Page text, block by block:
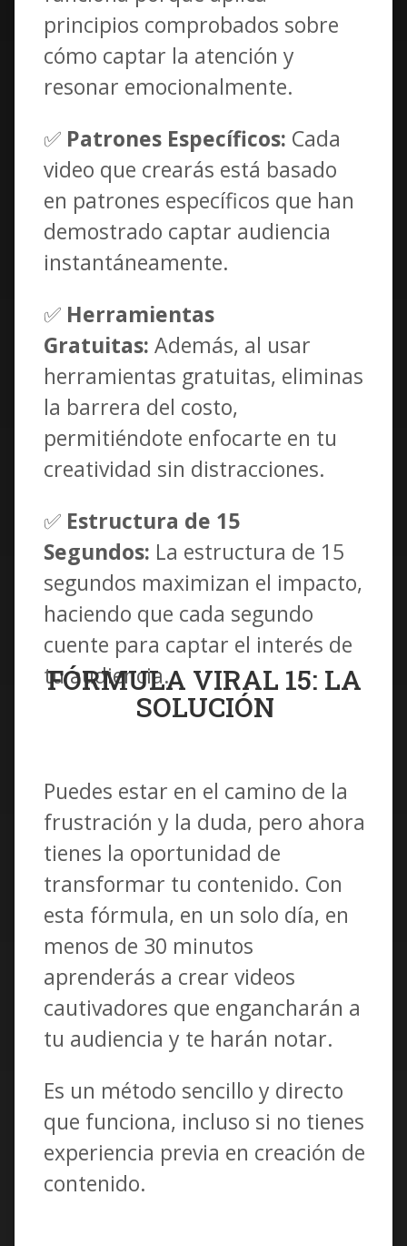
principios comprobados sobre
cómo captar la atención y
resonar emocionalmente.
✅ Patrones Específicos: Cada
video que crearás está basado
en patrones específicos que han
demostrado captar audiencia
instantáneamente.
✅ Herramientas
Gratuitas: Además, al usar
herramientas gratuitas, eliminas
la barrera del costo,
permitiéndote enfocarte en tu
creatividad sin distracciones.
✅ Estructura de 15
Segundos: La estructura de 15
segundos maximizan el impacto,
haciendo que cada segundo
cuente para captar el interés de
tu audiencia.
FÓRMULA VIRAL 15: LA
SOLUCIÓN
Puedes estar en el camino de la
frustración y la duda, pero ahora
tienes la oportunidad de
transformar tu contenido. Con
esta fórmula, en un solo día, en
menos de 30 minutos
aprenderás a crear videos
cautivadores que engancharán a
tu audiencia y te harán notar.
Es un método sencillo y directo
que funciona, incluso si no tienes
experiencia previa en creación de
contenido.